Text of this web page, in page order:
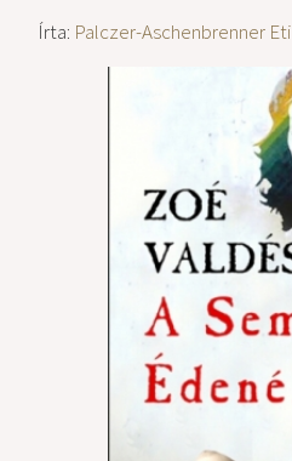
Írta: Palczer-Aschenbrenner Eti